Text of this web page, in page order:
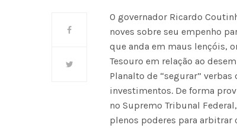
O governador Ricardo
noves sobre seu empenho
que anda em maus lençóis,
Tesouro em relação ao
Planalto de “segurar”
investimentos. De forma
no Supremo Tribunal
plenos poderes para arbitrar